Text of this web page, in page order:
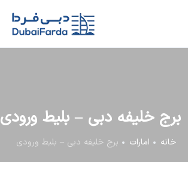
برج خلیفه دبی – بلیط ورودی
خانه امارات برج خلیفه دبی – بلیط ورودی